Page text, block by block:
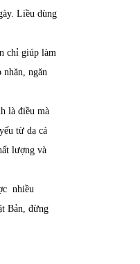
Liều dùng
chỉ giúp làm
ngăn
là điều mà
từ da cá
lượng và
nhiều
Bản, đừng